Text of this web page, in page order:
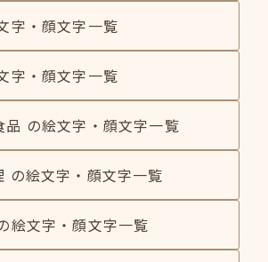
字・顔文字一覧
字・顔文字一覧
品 の絵文字・顔文字一覧
の絵文字・顔文字一覧
絵文字・顔文字一覧